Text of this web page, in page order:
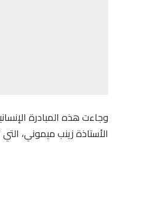
وجاءت هذه المبادرة
الأستاذة زينب ميموني،